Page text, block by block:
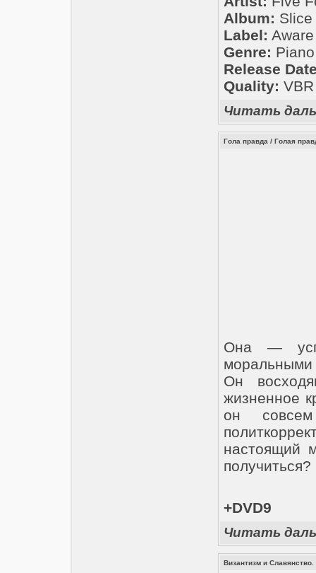
Album: Slice
Label:
Genre:
Release
Quality:
Читать
Гола правда / Голая
Она —
моральными
Он
жизненное
он
настоящий
получиться?
+DVD9
Читать
Византизм и